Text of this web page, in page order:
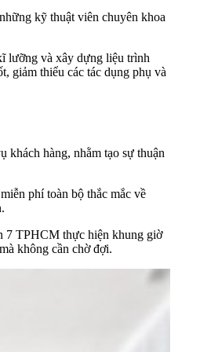
kỹ thuật viên chuyên khoa
lưỡng và xây dựng liệu trình
giảm thiểu các tác dụng phụ và
hàng, nhằm tạo sự thuận
phí toàn bộ thắc mắc về
7 TPHCM thực hiện khung giờ
không cần chờ đợi.